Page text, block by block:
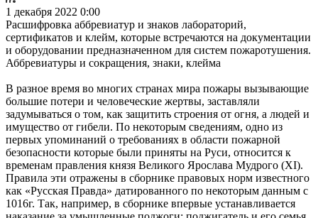
1 декабря 2022 0:00
Расшифровка аббревиатур и знаков лабораторий,
сертификатов и клейм, которые встречаются на документации
и оборудовании предназначенном для систем пожаротушения.
Аббревиатуры и сокращения, знаки, клейма
В разное время во многих странах мира пожары вызывающие
большие потери и человеческие жертвы, заставляли
задумываться о том, как защитить строения от огня, а людей и
имущество от гибели. По некоторым сведениям, одно из
первых упоминаний о требованиях в области пожарной
безопасности которые были приняты на Руси, относится к
временам правления князя Великого Ярослава Мудрого (XI).
Правила эти отражены в сборнике правовых норм известного
как «Русская Правда» датированного по некоторым данным с
1016г. Так, например, в сборнике впервые устанавливается